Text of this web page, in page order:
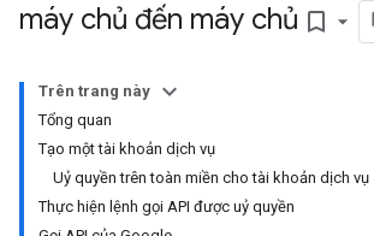
máy chủ đến máy chủ bookmark_border
Trên trang này
Tổng quan
Tạo một tài khoản dịch vụ
Uỷ quyền trên toàn miền cho tài khoản dịch vụ
Thực hiện lệnh gọi API được uỷ quyền